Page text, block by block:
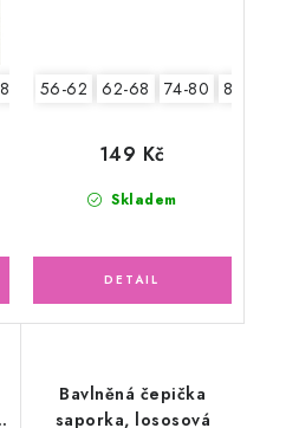
80-8656-62 62-68 74-80 80-86
Skladem
149 Kč
Bavlněná čepička
saporka, lososová